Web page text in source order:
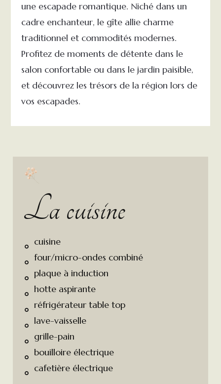
une escapade romantique. Niché dans un
cadre enchanteur, le gîte allie charme
traditionnel et commodités modernes.
Profitez de moments de détente dans le
salon confortable ou dans le jardin paisible,
et découvrez les trésors de la région lors de
vos escapades.
La cuisine
cuisine
four/micro-ondes combiné
plaque à induction
hotte aspirante
réfrigérateur table top
lave-vaisselle
grille-pain
bouilloire électrique
cafetière électrique